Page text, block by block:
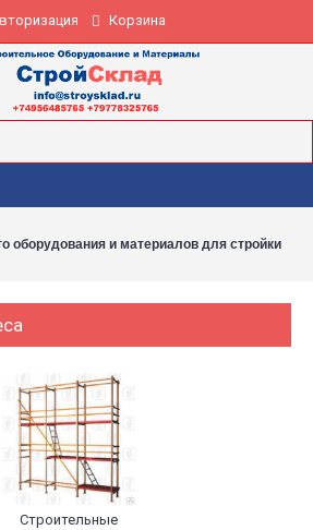
Корзина
оборудования и материалов для стройки
Строительные